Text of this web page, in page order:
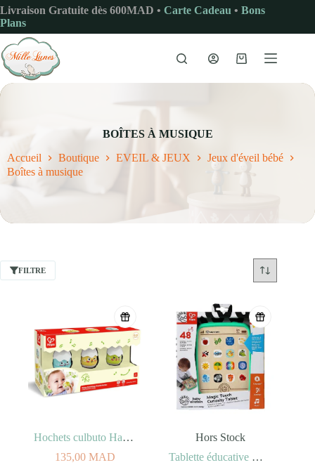
Passer
au
contenu
Livraison Gratuite dès 600MAD • Carte Cadeau • Bons
Plans
Panier
BOÎTES À MUSIQUE
Accueil Boutique EVEIL & JEUX
Jeux d'éveil bébé
Boîtes à musique
FILTRE
Hochets culbuto Hatchlings
135,00 MAD
Hors Stock
Tablette éducative Magic Touch Curiosity 6M+